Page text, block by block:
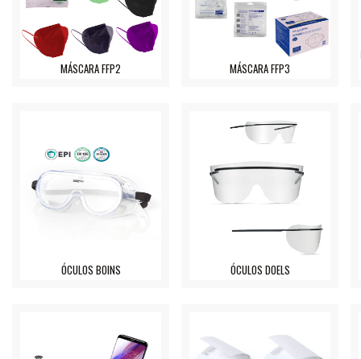
MÁSCARA FFP2 MÁSCARA FFP3
ÓCULOS BOINS ÓCULOS DOELS